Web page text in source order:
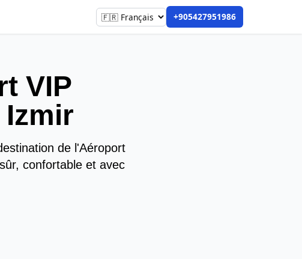
+905427951986
VIP
de l'Aéroport
confortable et avec